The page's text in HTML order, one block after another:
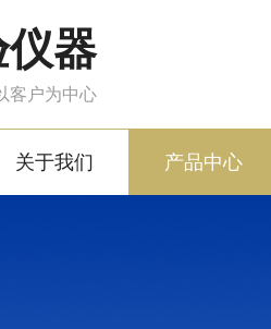
仪器
客户为中心
关于我们 产品中心